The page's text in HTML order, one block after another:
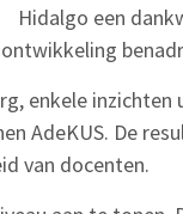
Hidalgo een
enkele inzichten
AdeKUS. De
van docenten.